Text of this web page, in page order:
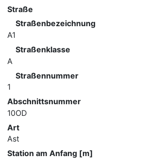
Straße
Straßenbezeichnung
A1
Straßenklasse
A
Straßennummer
1
Abschnittsnummer
10OD
Art
Ast
Station am Anfang [m]